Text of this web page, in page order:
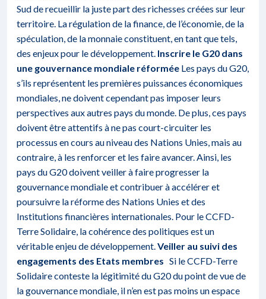
Sud de recueillir la juste part des richesses créées sur leur
territoire. La régulation de la finance, de l’économie, de la
spéculation, de la monnaie constituent, en tant que tels,
des enjeux pour le développement. Inscrire le G20 dans
une gouvernance mondiale réformée Les pays du G20,
s’ils représentent les premières puissances économiques
mondiales, ne doivent cependant pas imposer leurs
perspectives aux autres pays du monde. De plus, ces pays
doivent être attentifs à ne pas court-circuiter les
processus en cours au niveau des Nations Unies, mais au
contraire, à les renforcer et les faire avancer. Ainsi, les
pays du G20 doivent veiller à faire progresser la
gouvernance mondiale et contribuer à accélérer et
poursuivre la réforme des Nations Unies et des
Institutions financières internationales. Pour le CCFD-
Terre Solidaire, la cohérence des politiques est un
véritable enjeu de développement.Veiller au suivi des
engagements des Etats membres Si le CCFD-Terre
Solidaire conteste la légitimité du G20 du point de vue de
la gouvernance mondiale, il n’en est pas moins un espace